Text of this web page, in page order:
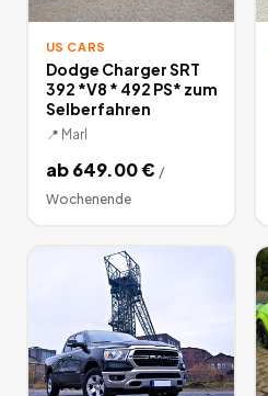
US CARS
Dodge Charger SRT
392 *V8 * 492 PS* zum
Selberfahren
📍 Marl
ab649.00€ /
Wochenende